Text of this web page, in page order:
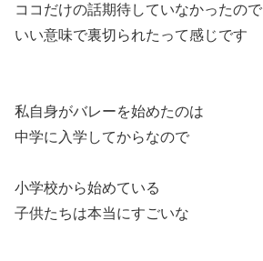
ココだけの話期待していなかったので
いい意味で裏切られたって感じです
私自身がバレーを始めたのは
中学に入学してからなので
小学校から始めている
子供たちは本当にすごいな